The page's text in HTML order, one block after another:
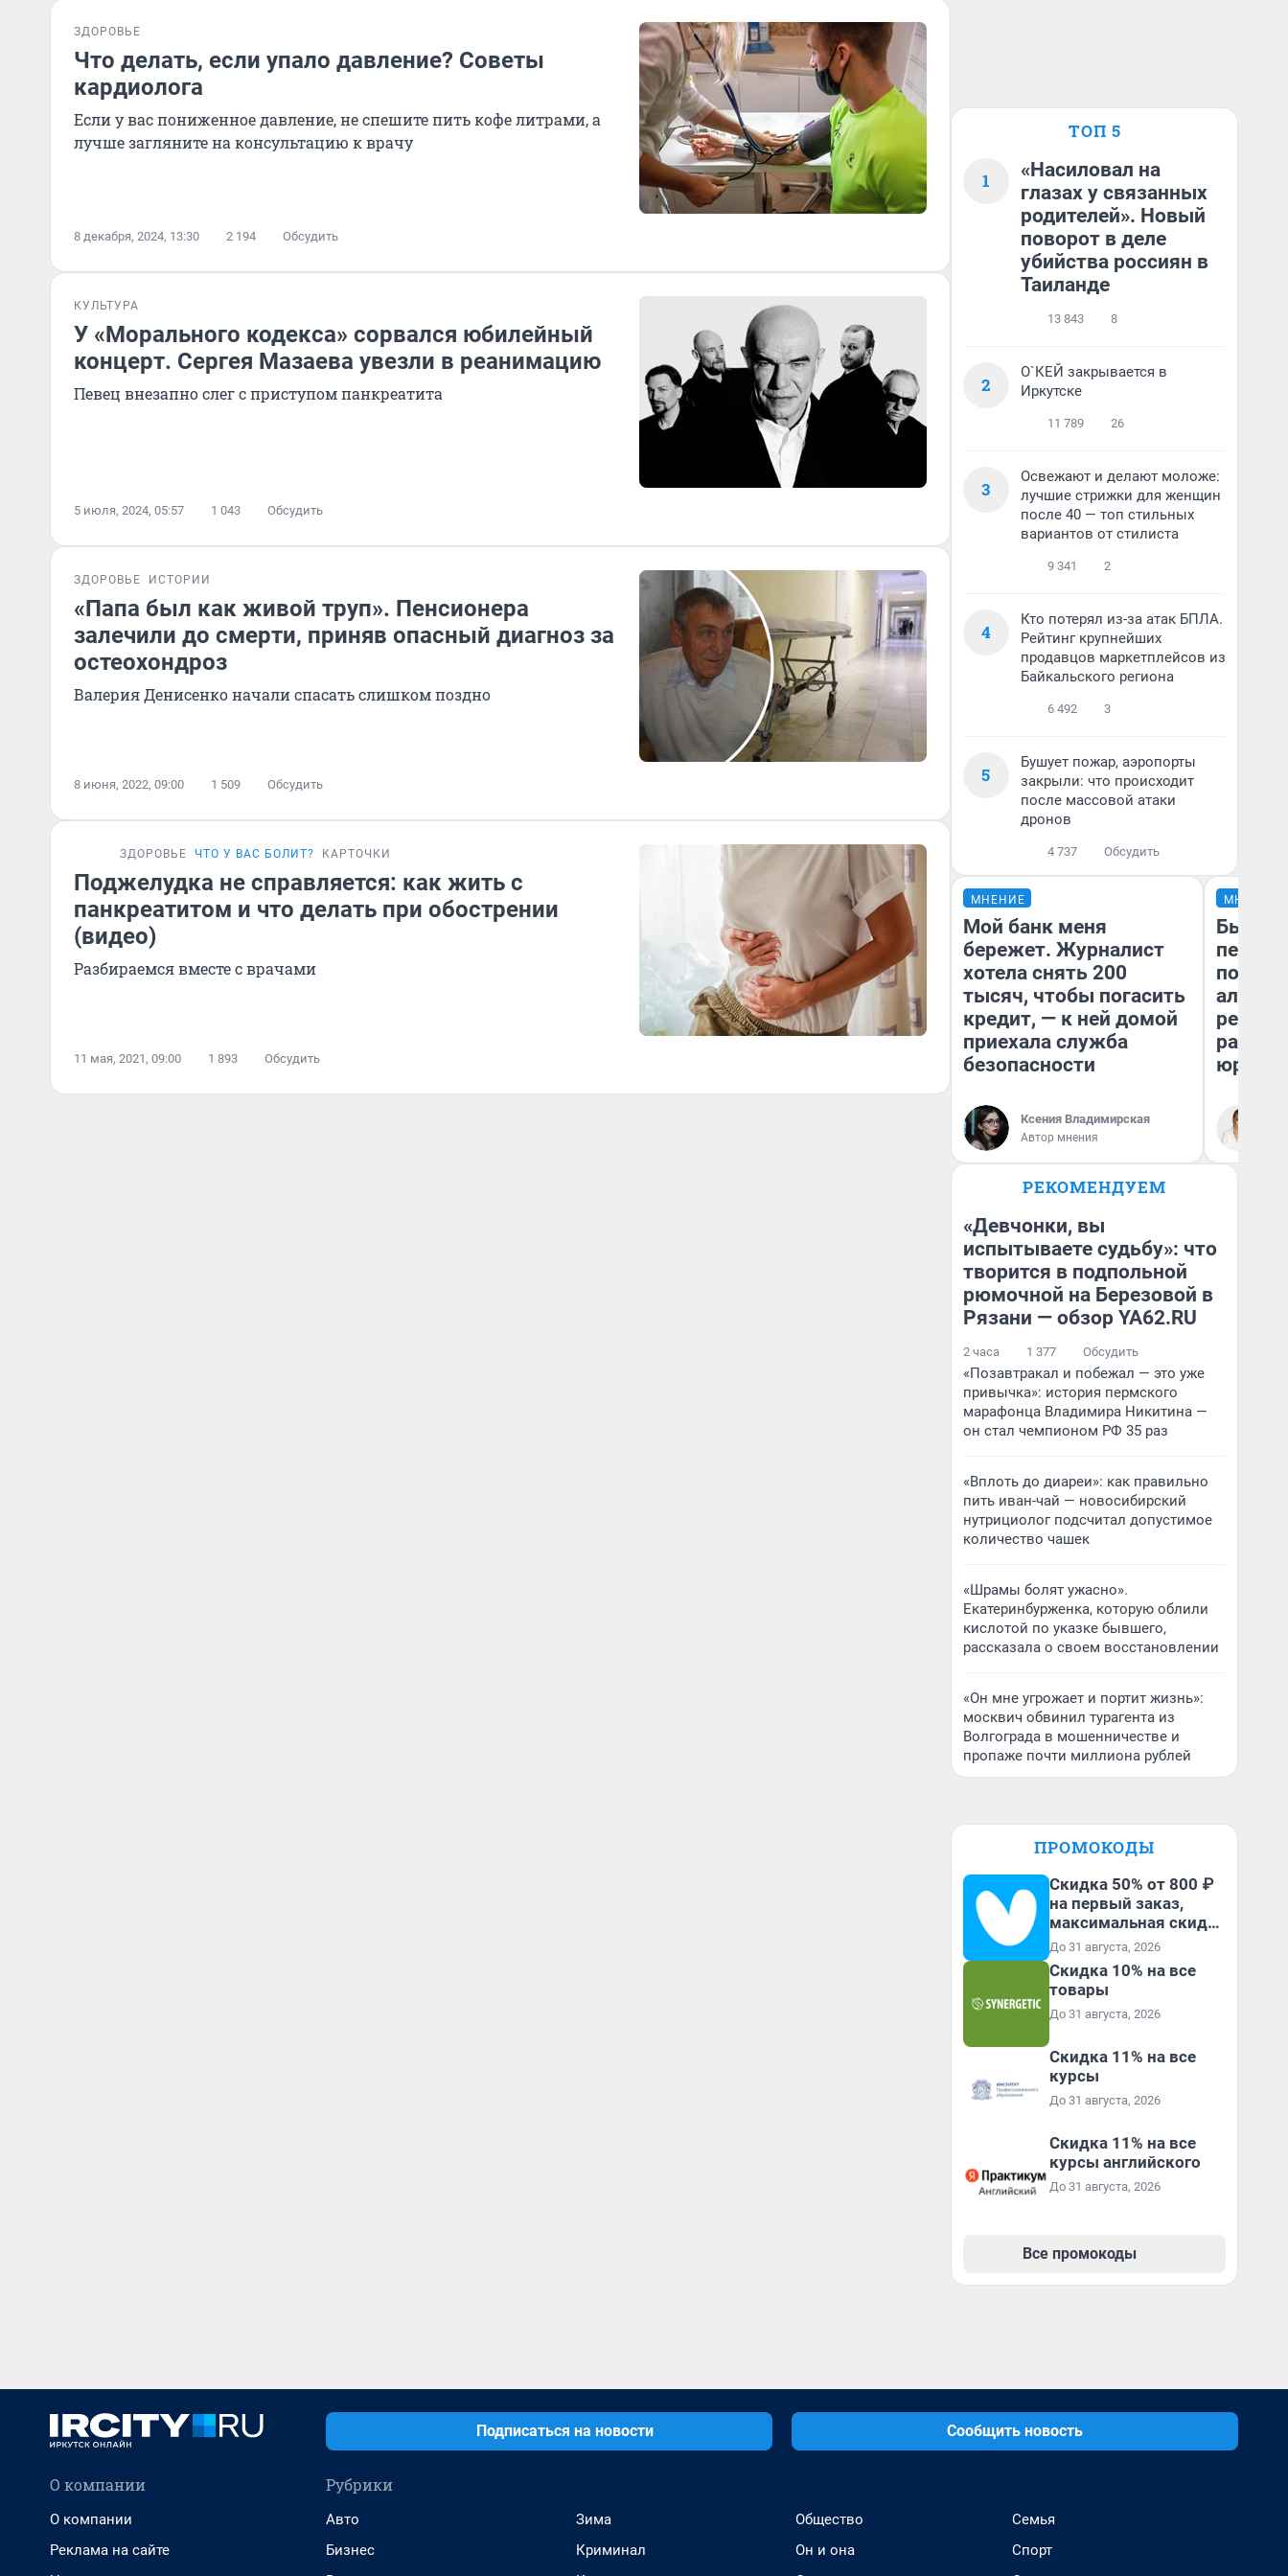
ЗДОРОВЬЕ
Что делать, если упало давление? Советы
кардиолога
Если у вас пониженное давление, не спешите пить кофе литрами, а
лучше загляните на консультацию к врачу
8 декабря, 2024, 13:30 2 194 Обсудить
КУЛЬТУРА
У «Морального кодекса» сорвался юбилейный
концерт. Сергея Мазаева увезли в реанимацию
Певец внезапно слег с приступом панкреатита
5 июля, 2024, 05:57 1 043 Обсудить
ЗДОРОВЬЕ ИСТОРИИ
«Папа был как живой труп». Пенсионера
залечили до смерти, приняв опасный диагноз за
остеохондроз
Валерия Денисенко начали спасать слишком поздно
8 июня, 2022, 09:00 1 509 Обсудить
ЗДОРОВЬЕ ЧТО У ВАС БОЛИТ? КАРТОЧКИ
Поджелудка не справляется: как жить с
панкреатитом и что делать при обострении
(видео)
Разбираемся вместе с врачами
11 мая, 2021, 09:00 1 893 Обсудить
ТОП 5
1
«Насиловал на
глазах у связанных
родителей». Новый
поворот в деле
убийства россиян в
Таиланде
13 843 8
2
О`КЕЙ закрывается в
Иркутске
11 789 26
3
Освежают и делают моложе:
лучшие стрижки для женщин
после 40 — топ стильных
вариантов от стилиста
9 341 2
4
Кто потерял из-за атак БПЛА.
Рейтинг крупнейших
продавцов маркетплейсов из
Байкальского региона
6 492 3
5
Бушует пожар, аэропорты
закрыли: что происходит
после массовой атаки
дронов
4 737 Обсудить
МНЕНИЕ
Мой банк меня
бережет. Журналист
хотела снять 200
тысяч, чтобы погасить
кредит, — к ней домой
приехала служба
безопасности
Ксения Владимирская
Автор мнения
МНЕНИЕ
Был
разбор
юриста
РЕКОМЕНДУЕМ
«Девчонки, вы
испытываете судьбу»: что
творится в подпольной
рюмочной на Березовой в
Рязани — обзор YA62.RU
2 часа 1 377 Обсудить
«Позавтракал и побежал — это уже
привычка»: история пермского
марафонца Владимира Никитина —
он стал чемпионом РФ 35 раз
«Вплоть до диареи»: как правильно
пить иван-чай — новосибирский
нутрициолог подсчитал допустимое
количество чашек
«Шрамы болят ужасно».
Екатеринбурженка, которую облили
кислотой по указке бывшего,
рассказала о своем восстановлении
«Он мне угрожает и портит жизнь»:
москвич обвинил турагента из
Волгограда в мошенничестве и
пропаже почти миллиона рублей
ПРОМОКОДЫ
Скидка 50% от 800 ₽
на первый заказ,
максимальная скидка
600 ₽
До 31 августа, 2026
Скидка 10% на все
товары
До 31 августа, 2026
Скидка 11% на все
курсы
До 31 августа, 2026
Скидка 11% на все
курсы английского
До 31 августа, 2026
Все промокоды
Подписаться на новости Сообщить новость
О компании
О компании
Реклама на сайте
Рубрики
Авто
Бизнес
Зима
Криминал
Общество
Он и она
Семья
Спорт